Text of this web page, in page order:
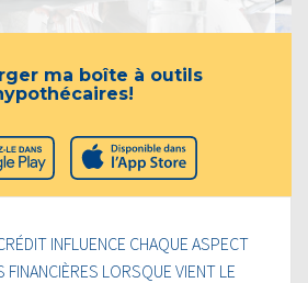
ma boîte à outils
INFLUENCE CHAQUE ASPECT
FINANCIÈRES LORSQUE VIENT LE